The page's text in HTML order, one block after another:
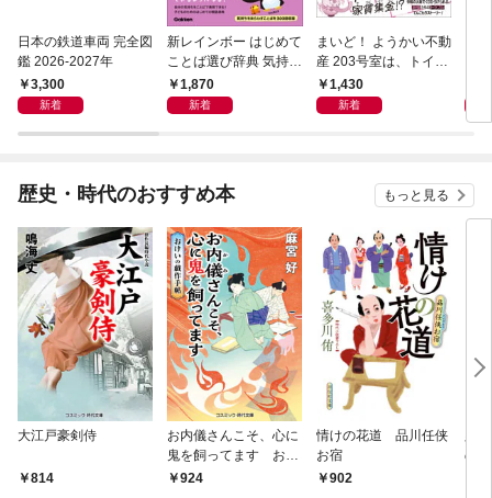
日本の鉄道車両 完全図
鑑 2026-2027年
3,300
新着
新レインボー はじめて
ことば選び辞典 気持ち
のことば
1,870
新着
まいど！ ようかい不動
産 203号室は、トイレ
の花子さんの部屋？
1,430
新着
歴史・時代のおすすめ本 もっと見る
大江戸豪剣侍
814
お内儀さんこそ、心に
鬼を飼ってます おけ
いの戯作手帖
924
情けの花道 品川任侠
お宿
902
の